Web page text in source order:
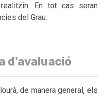
En tot cas seran
del Grau.
d'avaluació
de manera general, els